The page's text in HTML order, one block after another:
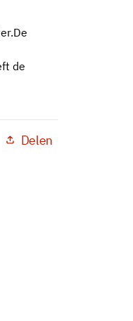
de
Delen